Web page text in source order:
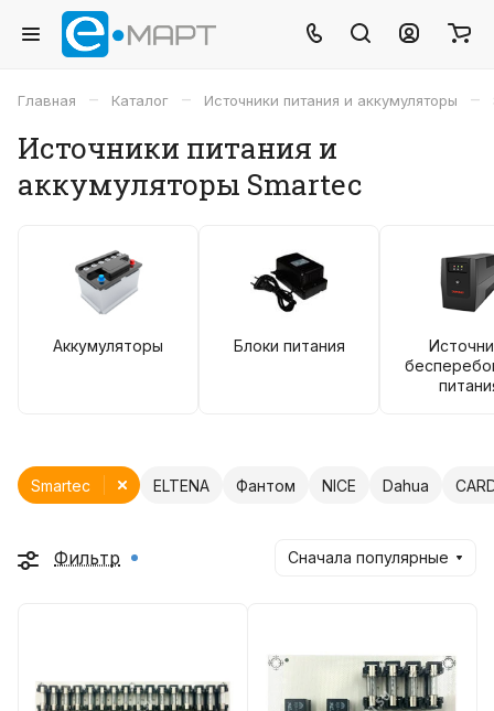
Главная – Каталог – Источники питания и аккумуляторы –
Источники питания и
аккумуляторы Smartec
Аккумуляторы Блоки питания
ELTENA Фантом NICE Dahua
Smartec
Фильтр Сначала популярные